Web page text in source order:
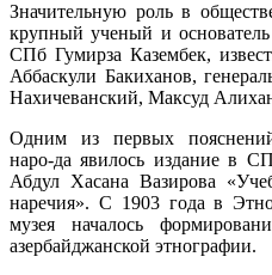
Значительную роль в
крупный ученый и основатель
СПб Гумирза Казембек,
Аббаскули Бакиханов,
Нахичеванский, Максуд
Одним из первых пояснений
наро-да явилось издание в
Абдул Хасана Вазирова
наречия». С 1903 года в
музея началось
азербайджанской этнографии.